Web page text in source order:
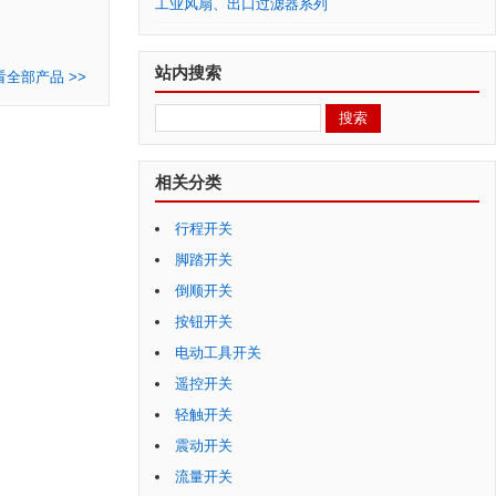
全部产品 >>
工业风扇、出口过滤器系列
站内搜索
相关分类
行程开关
脚踏开关
倒顺开关
按钮开关
电动工具开关
遥控开关
轻触开关
震动开关
流量开关